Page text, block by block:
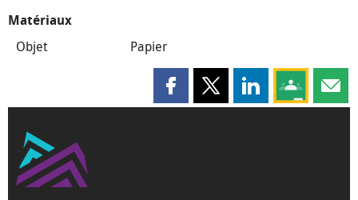
Matériaux
Objet Papier
Partager cette page sur
Partager cette page sur X
Partager cette
Partagez